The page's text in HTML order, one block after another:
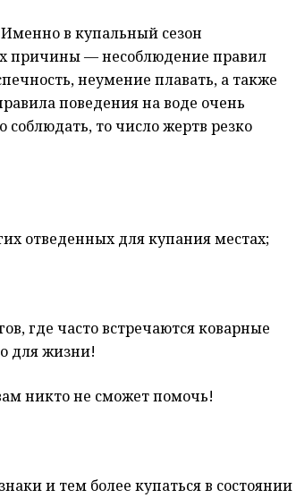
Именно в купальный сезон
причины — несоблюдение правил
неумение плавать, а также
поведения на воде очень
соблюдать, то число жертв резко
отведенных для купания местах;
где часто встречаются коварные
для жизни!
никто не сможет помочь!
и тем более купаться в состоянии